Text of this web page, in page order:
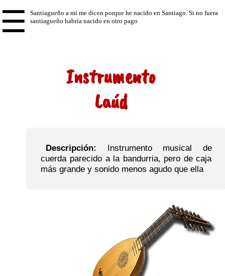
☰
Instrumento
Laúd
Descripción: Instrumento musical de
cuerda parecido a la bandurria, pero de caja
más grande y sonido menos agudo que ella